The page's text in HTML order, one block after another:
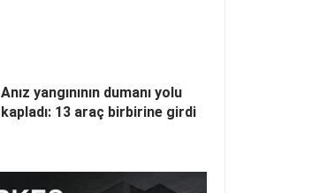
Anız yangınının dumanı yolu
kapladı: 13 araç birbirine girdi